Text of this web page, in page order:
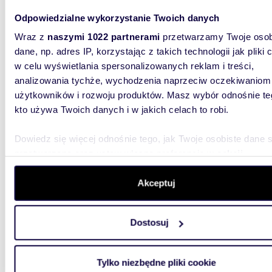
Odpowiedzialne wykorzystanie Twoich danych
Wraz z naszymi 1022 partnerami przetwarzamy Twoje
dane, np. adres IP, korzystając z takich technologii jak pliki
w celu wyświetlania spersonalizowanych reklam i treści,
analizowania tychże, wychodzenia naprzeciw oczekiwaniom
użytkowników i rozwoju produktów. Masz wybór odnośnie
kto używa Twoich danych i w jakich celach to robi.
Dowiedz się więcej odnośnie tego, jak Twoje osobiste dane
szczegółów. W Deklaracji plików cookie możesz zmienić
wycofać swoją zgodę w dowolnej chwili.
aby oferować funkcje społecznościowe i analizować ruch w
witrynie. Informacje o tym, jak korzystasz z naszej witryny,
analitycznym. Partnerzy mogą połączyć te informacje z
Akceptuj
Dostosuj
Tylko niezbędne pliki cookie
380